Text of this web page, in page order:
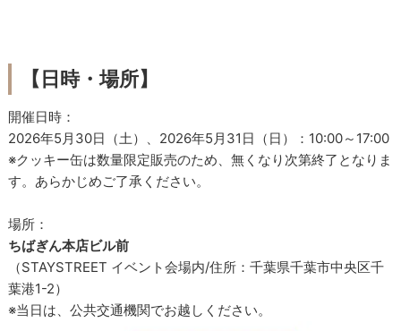
【日時・場所】
開催日時：
2026年5月30日（土）、2026年5月31日（日）：10:00～17:00
※クッキー缶は数量限定販売のため、無くなり次第終了となりま
す。あらかじめご了承ください。
場所：
ちばぎん本店ビル前
（STAYSTREET イベント会場内/住所：千葉県千葉市中央区千
葉港1-2）
※当日は、公共交通機関でお越しください。